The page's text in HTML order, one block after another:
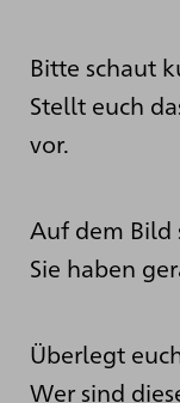
Bitte schaut
Stellt euch
vor.
Auf dem Bild
Sie haben
Überlegt
Wer sind